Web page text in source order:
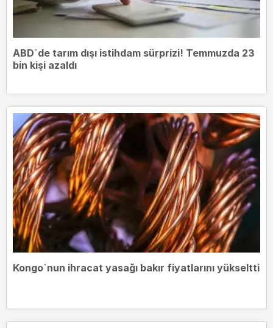
ABD`de tarım dışı istihdam sürprizi! Temmuzda 23
bin kişi azaldı
Kongo`nun ihracat yasağı bakır fiyatlarını yükseltti